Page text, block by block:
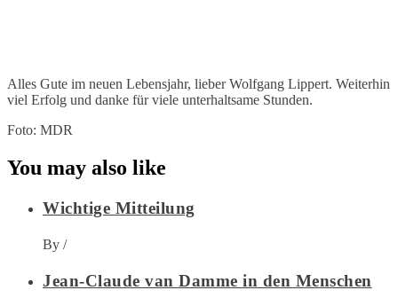
Alles Gute im neuen Lebensjahr, lieber Wolfgang Lippert. Weiterhin
viel Erfolg und danke für viele unterhaltsame Stunden.
Foto: MDR
You may also like
Wichtige Mitteilung
By /
Jean-Claude van Damme in den Menschen